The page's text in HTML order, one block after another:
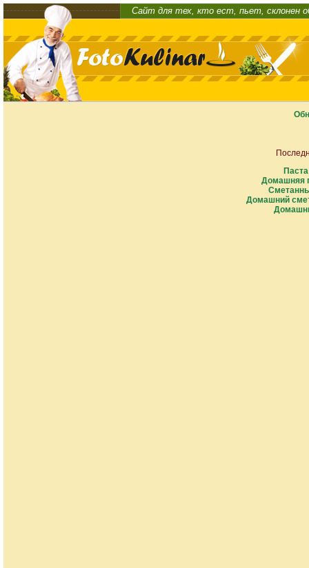
Сайт для тех, кто ест, пьет, склонен
Домашняя
Домашний